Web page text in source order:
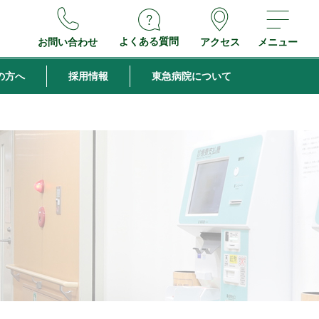
お問い合わせ よくある質問 アクセス メニュー
方へ 採用情報 東急病院について